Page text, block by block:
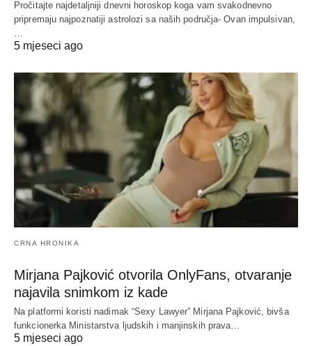
Pročitajte najdetaljniji dnevni horoskop koga vam svakodnevno
pripremaju najpoznatiji astrolozi sa naših područja- Ovan impulsivan,
…
5 mjeseci ago
CRNA HRONIKA
Mirjana Pajković otvorila OnlyFans, otvaranje
najavila snimkom iz kade
Na platformi koristi nadimak “Sexy Lawyer” Mirjana Pajković, bivša
funkcionerka Ministarstva ljudskih i manjinskih prava…
5 mjeseci ago